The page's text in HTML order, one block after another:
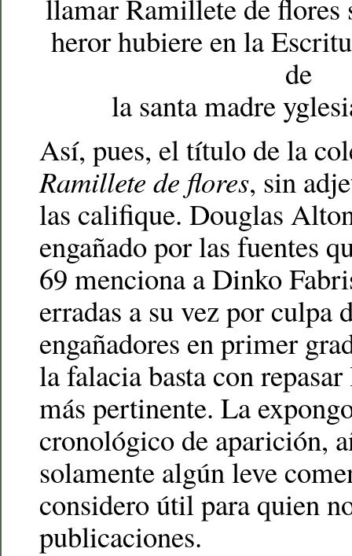
llamar Ramillete de flores
heror hubiere en la
de
la santa madre
Así, pues, el título de la
Ramillete de flores, sin
las califique. Douglas
engañado por las fuentes
69 menciona a Dinko
erradas a su vez por culpa
engañadores en primer
la falacia basta con
más pertinente. La
cronológico de aparición,
solamente algún leve
considero útil para quien
publicaciones.